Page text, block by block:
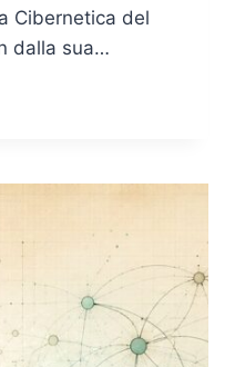
Cibernetica del
dalla sua…